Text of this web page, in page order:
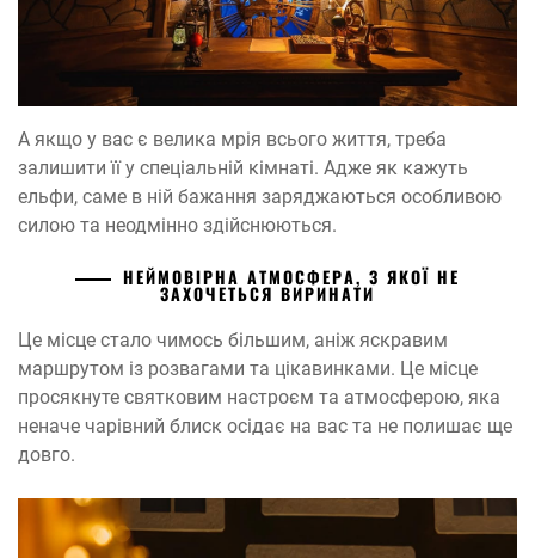
А якщо у вас є велика мрія всього життя, треба
залишити її у спеціальній кімнаті. Адже як кажуть
ельфи, саме в ній бажання заряджаються особливою
силою та неодмінно здійснюються.
НЕЙМОВІРНА АТМОСФЕРА, З ЯКОЇ НЕ
ЗАХОЧЕТЬСЯ ВИРИНАТИ
Це місце стало чимось більшим, аніж яскравим
маршрутом із розвагами та цікавинками. Це місце
просякнуте святковим настроєм та атмосферою, яка
неначе чарівний блиск осідає на вас та не полишає ще
довго.